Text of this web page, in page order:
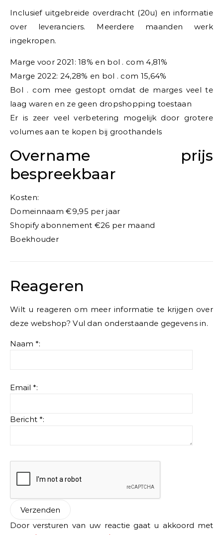
Inclusief uitgebreide overdracht (20u) en informatie
over leveranciers. Meerdere maanden werk
ingekropen.
Marge voor 2021: 18% en bol . com 4,81%
Marge 2022: 24,28% en bol . com 15,64%
Bol . com mee gestopt omdat de marges veel te
laag waren en ze geen dropshopping toestaan
Er is zeer veel verbetering mogelijk door grotere
volumes aan te kopen bij groothandels
Overname prijs
bespreekbaar
Kosten:
Domeinnaam €9,95 per jaar
Shopify abonnement €26 per maand
Boekhouder
Reageren
Wilt u reageren om meer informatie te krijgen over
deze webshop? Vul dan onderstaande gegevens in.
Naam *:
Email *:
Bericht *:
Door versturen van uw reactie gaat u akkoord met